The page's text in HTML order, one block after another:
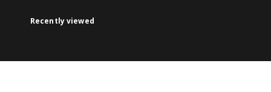
Recently viewed